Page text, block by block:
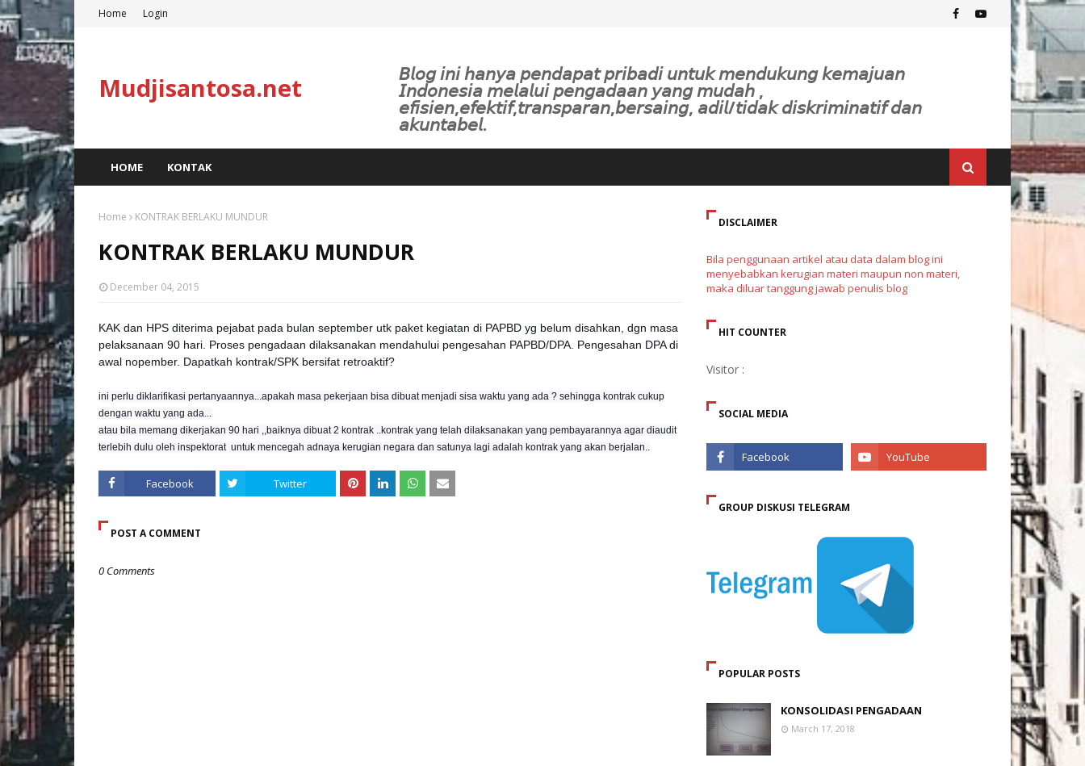
Home Login
Mudjisantosa.net 𝘉𝘭𝘰𝘨 𝘪𝘯𝘪 𝘩𝘢𝘯𝘺𝘢 𝘱𝘦𝘯𝘥𝘢𝘱𝘢𝘵 𝘱𝘳𝘪𝘣𝘢𝘥𝘪 𝘶𝘯𝘵𝘶𝘬 𝘮𝘦𝘯𝘥𝘶𝘬𝘶𝘯𝘨 𝘬𝘦𝘮𝘢𝘫𝘶𝘢𝘯
𝘐𝘯𝘥𝘰𝘯𝘦𝘴𝘪𝘢 𝘮𝘦𝘭𝘢𝘭𝘶𝘪 𝘱𝘦𝘯𝘨𝘢𝘥𝘢𝘢𝘯 𝘺𝘢𝘯𝘨 𝘮𝘶𝘥𝘢𝘩 ,
𝘦𝘧𝘪𝘴𝘪𝘦𝘯,𝘦𝘧𝘦𝘬𝘵𝘪𝘧,𝘵𝘳𝘢𝘯𝘴𝘱𝘢𝘳𝘢𝘯,𝘣𝘦𝘳𝘴𝘢𝘪𝘯𝘨, 𝘢𝘥𝘪𝘭/𝘵𝘪𝘥𝘢𝘬 𝘥𝘪𝘴𝘬𝘳𝘪𝘮𝘪𝘯𝘢𝘵𝘪𝘧 𝘥𝘢𝘯
𝘢𝘬𝘶𝘯𝘵𝘢𝘣𝘦𝘭.
HOME KONTAK
Home KONTRAK BERLAKU MUNDUR
KONTRAK BERLAKU MUNDUR
December 04, 2015
KAK dan HPS diterima pejabat pada bulan september utk paket kegiatan di PAPBD yg belum disahkan, dgn masa
pelaksanaan 90 hari. Proses pengadaan dilaksanakan mendahului pengesahan PAPBD/DPA. Pengesahan DPA di
awal nopember. Dapatkah kontrak/SPK bersifat retroaktif?
ini perlu diklarifikasi pertanyaannya...apakah masa pekerjaan bisa dibuat menjadi sisa waktu yang ada ? sehingga kontrak cukup
dengan waktu yang ada...
atau bila memang dikerjakan 90 hari ,,baiknya dibuat 2 kontrak ..kontrak yang telah dilaksanakan yang pembayarannya agar diaudit
terlebih dulu oleh inspektorat untuk mencegah adnaya kerugian negara dan satunya lagi adalah kontrak yang akan berjalan..
Facebook Twitter
POST A COMMENT
0 Comments
DISCLAIMER
Bila penggunaan artikel atau data dalam blog ini
menyebabkan kerugian materi maupun non materi,
maka diluar tanggung jawab penulis blog
HIT COUNTER
Visitor :
SOCIAL MEDIA
GROUP DISKUSI TELEGRAM
POPULAR POSTS
KONSOLIDASI PENGADAAN
March 17, 2018